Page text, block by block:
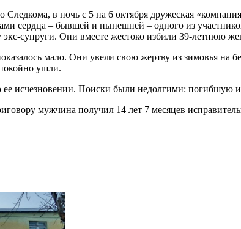
Следкома, в ночь с 5 на 6 октября дружеская
сердца – бывшей и нынешней – одного из
экс-супруги. Они вместе жестоко избили 39-летнюю
мало. Они увели свою жертву из зимовья
ушли.
ее исчезновении. Поиски были недолгими: погибшую
мужчина получил 14 лет 7 месяцев